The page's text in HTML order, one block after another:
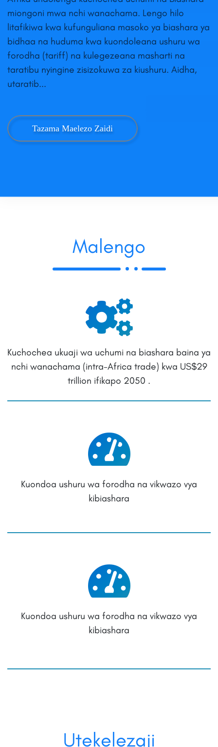
miongoni mwa nchi wanachama. Lengo hilo
litafikiwa kwa kufunguliana masoko ya biashara ya
bidhaa na huduma kwa kuondoleana ushuru wa
forodha (tariff) na kulegezeana masharti na
taratibu nyingine zisizokuwa za kiushuru. Aidha,
utaratib...
Tazama Maelezo Zaidi
Malengo
Kuchochea ukuaji wa uchumi na biashara baina ya
nchi wanachama (intra-Africa trade) kwa US$29
trillion ifikapo 2050 .
Kuondoa ushuru wa forodha na vikwazo vya
kibiashara
Kuondoa ushuru wa forodha na vikwazo vya
kibiashara
Utekelezaji